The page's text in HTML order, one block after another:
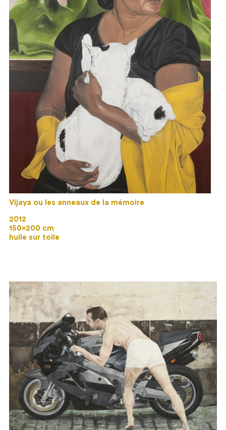
Vijaya ou les anneaux de la mémoire
2012
150×200 cm
huile sur toile